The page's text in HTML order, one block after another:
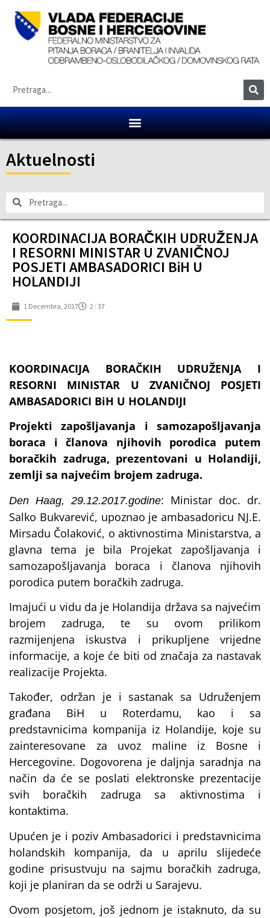
Aktuelnosti
KOORDINACIJA BORAČKIH UDRUŽENJA
I RESORNI MINISTAR U ZVANIČNOJ
POSJETI AMBASADORICI BiH U
HOLANDIJI
1 Decembra, 2017 2 : 37
KOORDINACIJA BORAČKIH UDRUŽENJA I
RESORNI MINISTAR U ZVANIČNOJ POSJETI
AMBASADORICI BiH U HOLANDIJI
Projekti zapošljavanja i samozapošljavanja
boraca i članova njihovih porodica putem
boračkih zadruga, prezentovani u Holandiji,
zemlji sa najvećim brojem zadruga.
Den Haag, 29.12.2017.godine: Ministar doc. dr.
Salko Bukvarević, upoznao je ambasadoricu NJ.E.
Mirsadu Čolaković, o aktivnostima Ministarstva, a
glavna tema je bila Projekat zapošljavanja i
samozapošljavanja boraca i članova njihovih
porodica putem boračkih zadruga.
Imajući u vidu da je Holandija država sa najvećim
brojem zadruga, te su ovom prilikom
razmijenjena iskustva i prikupljene vrijedne
informacije, a koje će biti od značaja za nastavak
realizacije Projekta.
Također, održan je i sastanak sa Udruženjem
građana BiH u Roterdamu, kao i sa
predstavnicima kompanija iz Holandije, koje su
zainteresovane za uvoz maline iz Bosne i
Hercegovine. Dogovorena je daljnja saradnja na
način da će se poslati elektronske prezentacije
svih boračkih zadruga sa aktivnostima i
kontaktima.
Upućen je i poziv Ambasadorici i predstavnicima
holandskih kompanija, da u aprilu slijedeće
godine prisustvuju na sajmu boračkih zadruga,
koji je planiran da se održi u Sarajevu.
Ovom posjetom, još jednom je istaknuto, da su